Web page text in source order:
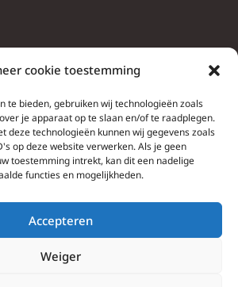
cookie toestemming
te bieden, gebruiken wij technologieën zoals
je apparaat op te slaan en/of te raadplegen.
deze technologieën kunnen wij gegevens zoals
op deze website verwerken. Als je geen
toestemming intrekt, kan dit een nadelige
functies en mogelijkheden.
Accepteren
Weiger